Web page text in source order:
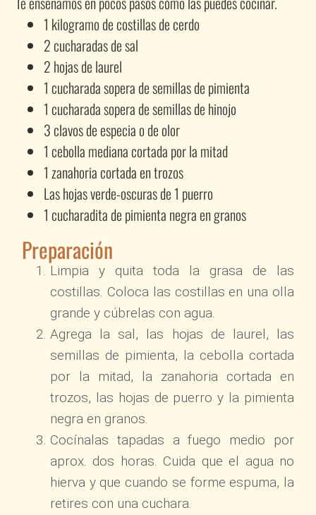
1 kilogramo de costillas de cerdo
2 cucharadas de sal
2 hojas de laurel
1 cucharada sopera de semillas de pimienta
1 cucharada sopera de semillas de hinojo
3 clavos de especia o de olor
1 cebolla mediana cortada por la mitad
1 zanahoria cortada en trozos
Las hojas verde-oscuras de 1 puerro
1 cucharadita de pimienta negra en granos
Preparación
Limpia y quita toda la grasa de las
costillas. Coloca las costillas en una olla
grande y cúbrelas con agua.
Agrega la sal, las hojas de laurel, las
semillas de pimienta, la cebolla cortada
por la mitad, la zanahoria cortada en
trozos, las hojas de puerro y la pimienta
negra en granos.
Cocínalas tapadas a fuego medio por
aprox. dos horas. Cuida que el agua no
hierva y que cuando se forme espuma, la
retires con una cuchara.